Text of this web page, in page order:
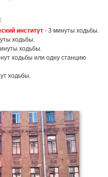
институт - 3 минуты ходьбы.
ходьбы.
ходьбы.
ходьбы или одну станцию
ходьбы.